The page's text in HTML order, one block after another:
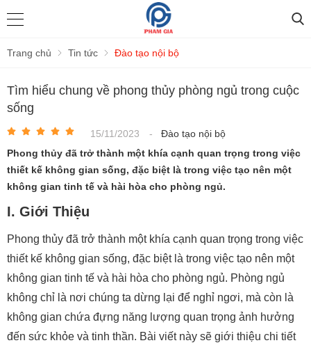
Trang chủ Tin tức Đào tạo nội bộ
Tìm hiểu chung về phong thủy phòng ngủ trong cuộc
sống
15/11/2023 -
Đào tạo nội bộ
Phong thủy đã trở thành một khía cạnh quan trọng trong việc
thiết kế không gian sống, đặc biệt là trong việc tạo nên một
không gian tinh tế và hài hòa cho phòng ngủ.
I. Giới Thiệu
Phong thủy đã trở thành một khía cạnh quan trọng trong việc
thiết kế không gian sống, đặc biệt là trong việc tạo nên một
không gian tinh tế và hài hòa cho phòng ngủ. Phòng ngủ
không chỉ là nơi chúng ta dừng lại để nghỉ ngơi, mà còn là
không gian chứa đựng năng lượng quan trọng ảnh hưởng
đến sức khỏe và tinh thần. Bài viết này sẽ giới thiệu chi tiết